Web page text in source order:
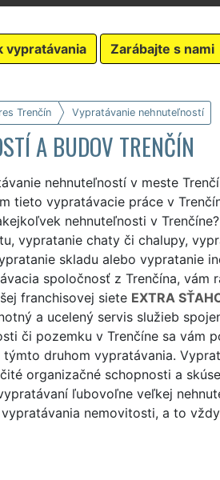
vypratávania Zarábajte s nami
Trenčín Vypratávanie nehnuteľností
A BUDOV TRENČÍN
nehnuteľností v meste
tieto vypratávacie práce v
nehnuteľnosti v
vypratanie chaty či chalupy,
skladu alebo vypratanie
spoločnosť z Trenčína, vám
franchisovej siete EXTRA
a ucelený servis služieb
či pozemku v Trenčíne sa vám
druhom vypratávania.
organizačné schopnosti a
ľubovoľne veľkej
nemovitosti, a to